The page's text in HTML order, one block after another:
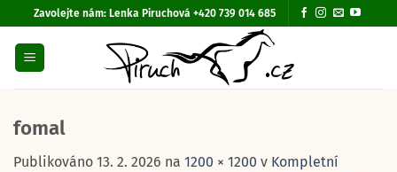
Přeskočit
na
obsah
Zavolejte nám: Lenka Piruchová +420 739 014 685
fomal
Publikováno 13. 2. 2026 na 1200 × 1200 v Kompletní